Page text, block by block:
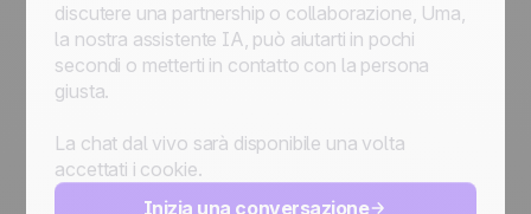
discutere una partnership o collaborazione, Uma,
la nostra assistente IA, può aiutarti in pochi
secondi o metterti in contatto con la persona
giusta.
La chat dal vivo sarà disponibile una volta
accettati i cookie.
Inizia una conversazione